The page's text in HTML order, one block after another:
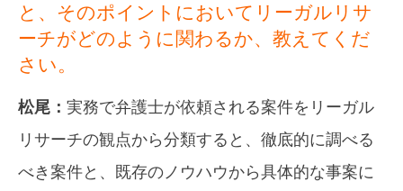
と、そのポイントにおいてリーガルリサ
ーチがどのように関わるか、教えてくだ
さい。
松尾： 実務で弁護士が依頼される案件をリーガル
リサーチの観点から分類すると、徹底的に調べる
べき案件と、既存のノウハウから具体的な事案に